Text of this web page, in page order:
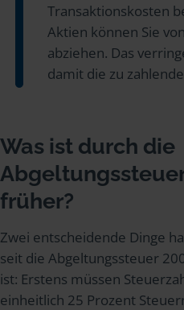
Transaktionskosten
Aktien können Sie
abziehen. Das
damit die zu
Was ist durch die
früher?
Zwei entscheidende Dinge
seit die Abgeltungssteuer
ist: Erstens müssen
einheitlich 25 Prozent